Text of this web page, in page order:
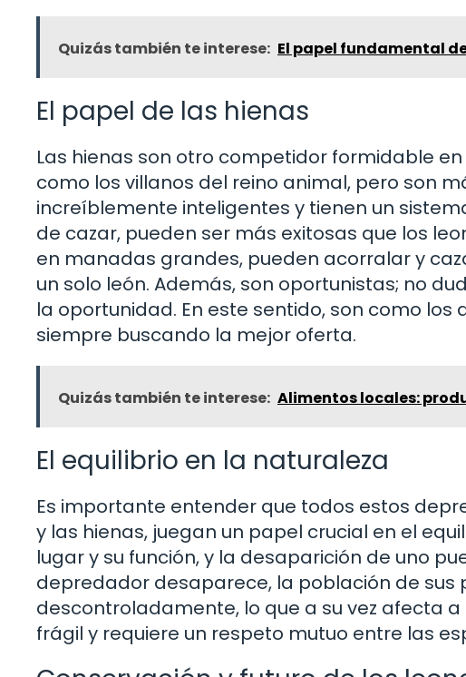
Quizás también te interese: El papel fundamental
El papel de las hienas
Las hienas son otro competidor formidable
como los villanos del reino animal, pero son
increíblemente inteligentes y tienen un
de cazar, pueden ser más exitosas que los
en manadas grandes, pueden acorralar y
un solo león. Además, son oportunistas; no
la oportunidad. En este sentido, son como
siempre buscando la mejor oferta.
Quizás también te interese: Alimentos locales:
El equilibrio en la naturaleza
Es importante entender que todos estos
y las hienas, juegan un papel crucial en el
lugar y su función, y la desaparición de uno
depredador desaparece, la población de
descontroladamente, lo que a su vez afecta
frágil y requiere un respeto mutuo entre las